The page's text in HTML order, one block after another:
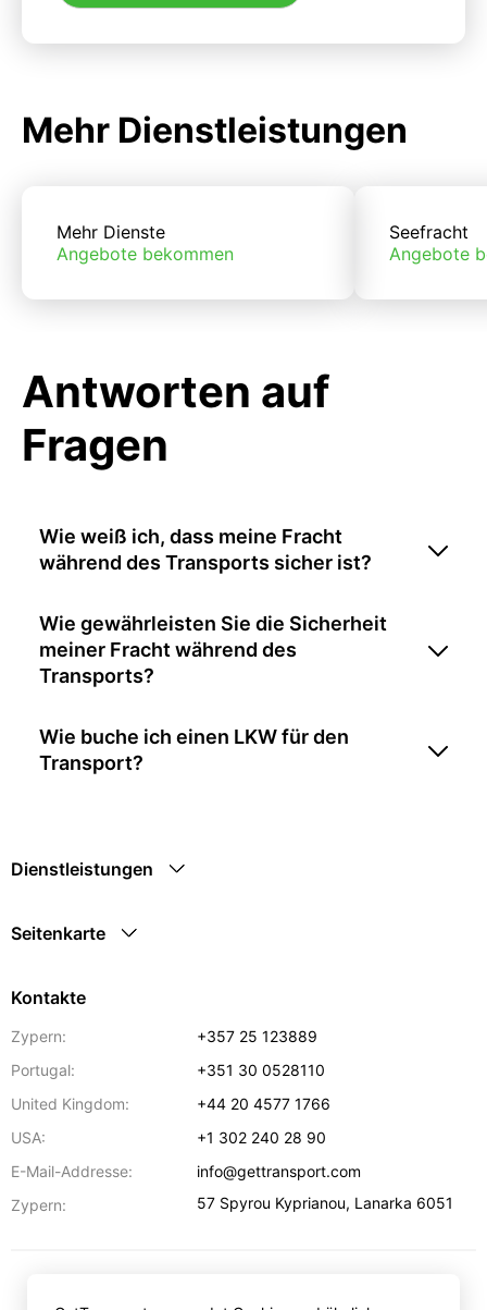
Mehr Dienstleistungen
Mehr Dienste
Angebote bekommen
Seefracht
Angebote
Antworten auf
Fragen
Wie weiß ich, dass meine Fracht
während des Transports sicher ist?
Wie gewährleisten Sie die Sicherheit
meiner Fracht während des
Transports?
Wie buche ich einen LKW für den
Transport?
Dienstleistungen
Seitenkarte
Kontakte
Zypern:
+357 25 123889
Portugal:
+351 30 0528110
United Kingdom:
+44 20 4577 1766
USA:
+1 302 240 28 90
E-Mail-Addresse:
info@gettransport.com
Zypern:
57 Spyrou Kyprianou, Lanarka 6051